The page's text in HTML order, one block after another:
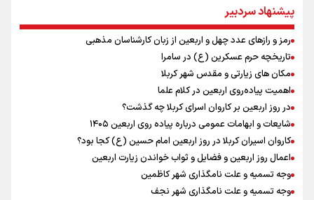
ندارد
نشست وزیران خارجه مصر، ترکیه، پاکستان و عربستان با محوریت تحولات
منطقه
ارائه بیش از ۲ میلیون خدمات بهداشتی-درمانی به زائران اربعین
معاون وزیر خارجه : مذاکره نه معجزه است و نه خیانت
پخش قسمت اول گفت‌وگوی رئیس‌جمهور بعد از خبر ۲۲
ازهوش مصنوعی تا طلای مجازی/ شجیع: با نگاه بدبینانه هم نتایج هانگژو
را در ناگویا تکرار می‌کنیم+ فیلم
ارتش در آمادگی کامل قرار دارد/ توان رزم ارتش بی وقفه در حال ارتقا است
ونس: ایرانی‌ها مذاکره‌کنندگان سرسختی هستند
پیشنهاد سردبیر
رمز و رازهای عدد چهل و اربعین از زبان کارشناسان مذهبی
تاریخچه حرم عسکرین (ع) در سامرا
مکان های زیارتی و مقدس شهر کربلا
اهمیت پیاده‌روی اربعین در کلام علما
در روز اربعین بر کاروان اسرای کربلا چه گذشت؟
شایعات و ابهامات عمومی درباره پیاده روی اربعین ۱۴۰۵
کاروان اسیران کربلا در روز اربعین امام حسین (ع) کجا بود؟
اعمال روز اربعین و فضایل و ثواب خواندن زیارت اربعین
وجه تسمیه و علت نامگذاری شهر کاظمین
وجه تسمیه و علت نامگذاری شهر نجف